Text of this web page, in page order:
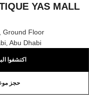
YAS MALL
Ground Floor,
Abu Dhabi
اكتشفوا
حجز